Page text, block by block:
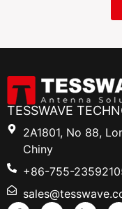
TESSWAVE
2A1801, No 88,
Chiny
+86-755-